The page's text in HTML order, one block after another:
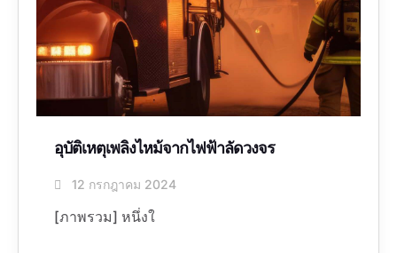
อุบัติเหตุเพลิงไหม้จากไฟฟ้าลัดวงจร
12 กรกฎาคม 2024
[ภาพรวม] หนึ่งใ